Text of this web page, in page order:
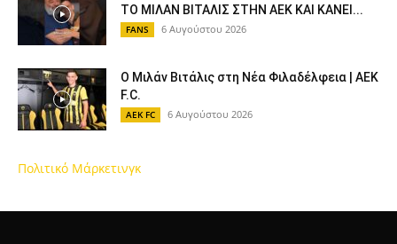
ΤΟ ΜΙΛΑΝ ΒΙΤΑΛΙΣ ΣΤΗΝ ΑΕΚ ΚΑΙ ΚΑΝΕΙ...
FANS 6 Αυγούστου 2026
Ο Μιλάν Βιτάλις στη Νέα Φιλαδέλφεια | AEK
F.C.
AEK FC 6 Αυγούστου 2026
Πολιτικό Μάρκετινγκ